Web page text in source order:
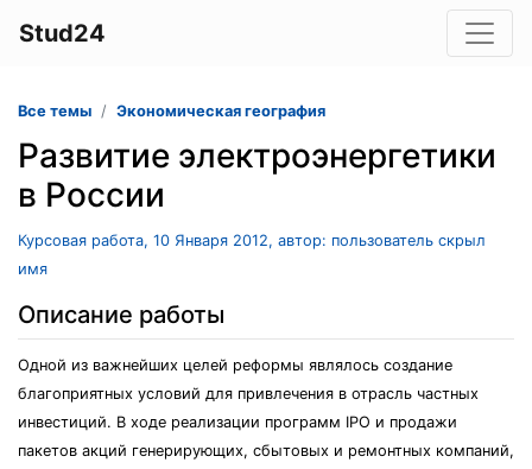
Stud24
Все темы Экономическая география
Развитие электроэнергетики
в России
Курсовая работа, 10 Января 2012, автор: пользователь скрыл
имя
Описание работы
Одной из важнейших целей реформы являлось создание
благоприятных условий для привлечения в отрасль частных
инвестиций. В ходе реализации программ IPO и продажи
пакетов акций генерирующих, сбытовых и ремонтных компаний,